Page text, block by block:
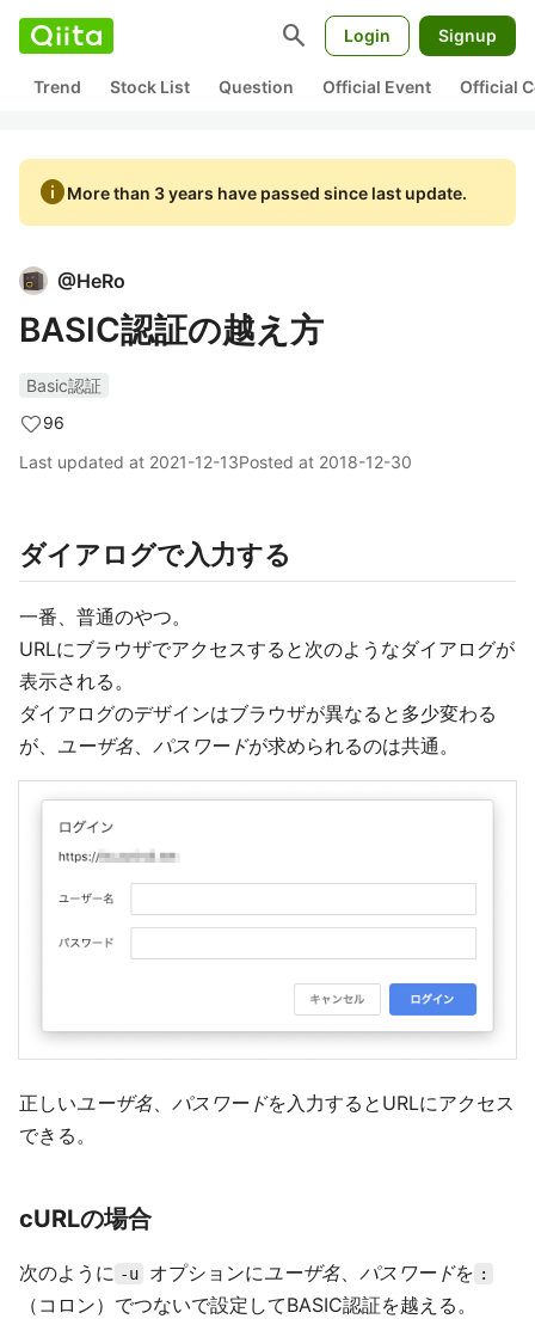
search Login Signup
Trend Stock List Question Official Event Official
infoMore than 3 years have passed since last update.
@HeRo
BASIC認証の越え方
Basic認証
96
Last updated at 2021-12-13Posted at 2018-12-30
ダイアログで入力する
一番、普通のやつ。
URLにブラウザでアクセスすると次のようなダイアログが
表示される。
ダイアログのデザインはブラウザが異なると多少変わる
が、 ユーザ名、 パスワードが求められるのは共通。
正しいユーザ名、 パスワードを入力するとURLにアクセス
できる。
cURLの場合
次のように -u オプションにユーザ名、 パスワードを :
（コロン）でつないで設定してBASIC認証を越える。